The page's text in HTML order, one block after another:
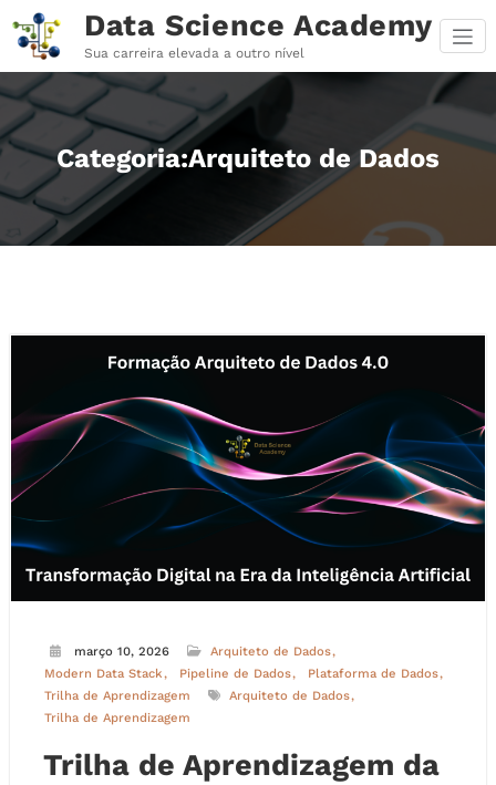
para
conteúdo
Data Science Academy
Sua carreira elevada a outro nível
Categoria:Arquiteto de Dados
março 10, 2026
Arquiteto de Dados
Modern Data Stack
Pipeline de Dados
Plataforma de Dados
Trilha de Aprendizagem
Arquiteto de Dados
Trilha de Aprendizagem
Trilha de Aprendizagem da